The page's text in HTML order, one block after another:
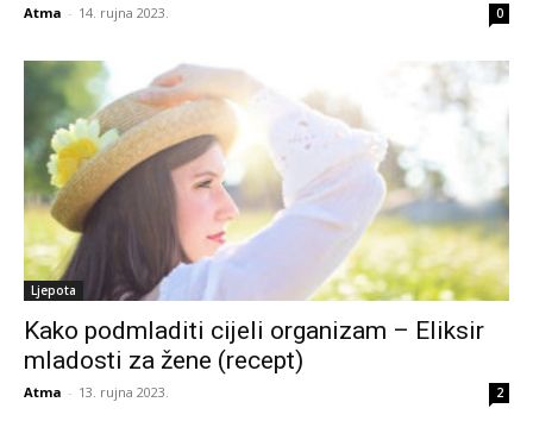
Atma - 14. rujna 2023. 0
Ljepota
Kako podmladiti cijeli organizam – Eliksir
mladosti za žene (recept)
Atma - 13. rujna 2023. 2